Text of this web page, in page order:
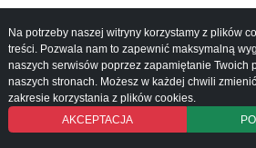
Informacje o serwisie
Mapa serwisu
Instrukcja obsługi
Na potrzeby naszej witryny korzystamy z plików
treści. Pozwala nam to zapewnić maksymalną
naszych serwisów poprzez zapamiętanie Twoich
naszych stronach. Możesz w każdej chwili
zakresie korzystania z plików cookies.
AKCEPTACJA